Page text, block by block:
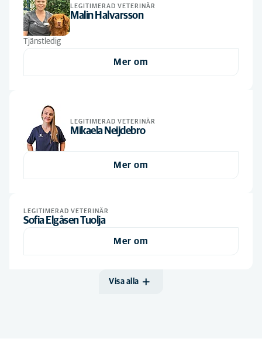
Receptionist
Sköterskechef
Veterinärer
LEGITIMERAD VETERINÄR
Malin Halvarsson
Tjänstledig
Mer om
LEGITIMERAD VETERINÄR
Mikaela Neijdebro
Mer om
LEGITIMERAD VETERINÄR
Sofia Elgåsen Tuolja
Mer om
Visa alla